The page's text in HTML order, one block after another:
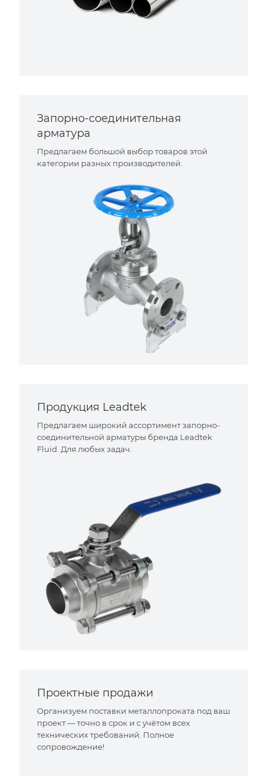
Запорно-соединительная
арматура
Предлагаем большой выбор товаров этой
категории разных производителей.
Продукция Leadtek
Предлагаем широкий ассортимент запорно-
соединительной арматуры бренда Leadtek
Fluid. Для любых задач.
Проектные продажи
Организуем поставки металлопроката под ваш
проект — точно в срок и с учётом всех
технических требований. Полное
сопровождение!